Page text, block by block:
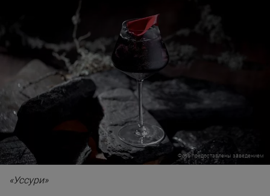
Фото предоставлены заведением
«Уссури»